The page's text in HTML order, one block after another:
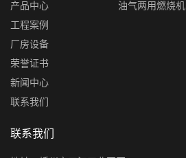
产品中心
工程案例
厂房设备
荣誉证书
新闻中心
联系我们
油气两用燃烧机
联系我们